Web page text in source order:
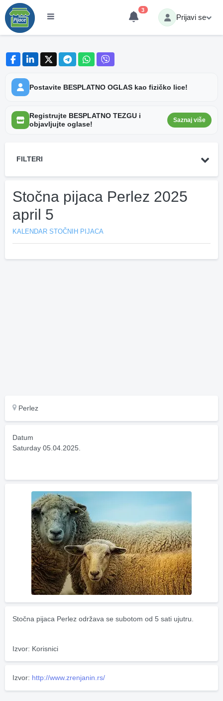
3
Prijavi se
Postavite BESPLATNO OGLAS kao fizičko lice!
Registrujte BESPLATNO TEZGU i
objavljujte oglase!
Saznaj više
FILTERI
Stočna pijaca Perlez 2025
april 5
KALENDAR STOČNIH PIJACA
Perlez
Datum
Saturday 05.04.2025.
Stočna pijaca Perlez održava se subotom od 5 sati ujutru.
Izvor: Korisnici
Izvor: http://www.zrenjanin.rs/